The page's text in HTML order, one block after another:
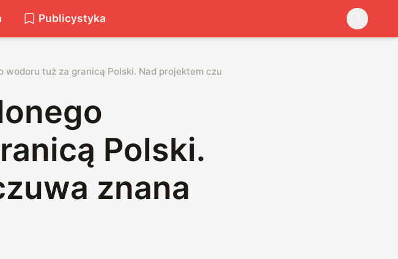
Publicystyka
wodoru tuż za granicą Polski. Nad projektem czuwa znana korporacja
Polski.
znana